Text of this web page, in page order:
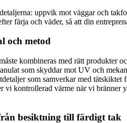
uppvik mot väggar och
färja och väder, så att din
och metod
kombineras med rätt
som skyddar mot UV och
som samverkar med
vi kontrollerad värme när vi
besiktning till färdigt tak